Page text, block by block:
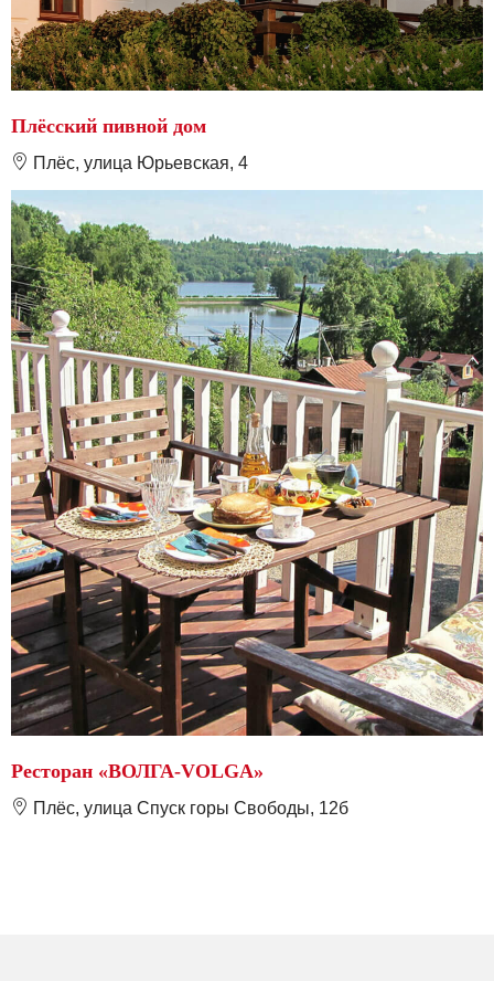
Плёсский пивной дом
❽ Плёс, улица Юрьевская, 4
Ресторан «ВОЛГА-VOLGA»
❽ Плёс, улица Спуск горы Свободы, 12б